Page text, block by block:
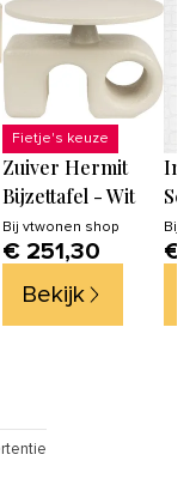
Fietje's keuze
Zuiver Hermit
Bijzettafel - Wit
Bij vtwonen shop
€ 251,30
Bekijk
Bij
€